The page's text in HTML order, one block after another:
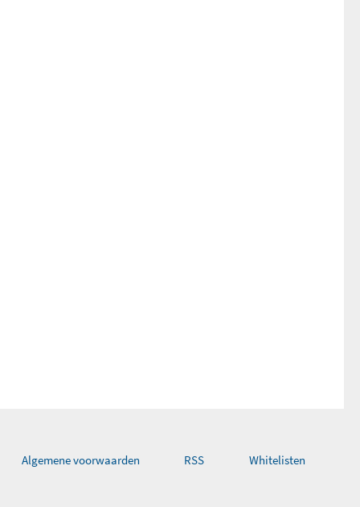
Algemene voorwaarden RSS Whitelisten